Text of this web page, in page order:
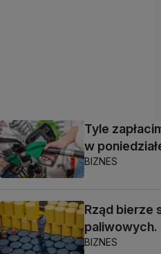
Tyle
w
BIZNES
Rząd bierze
BIZNES